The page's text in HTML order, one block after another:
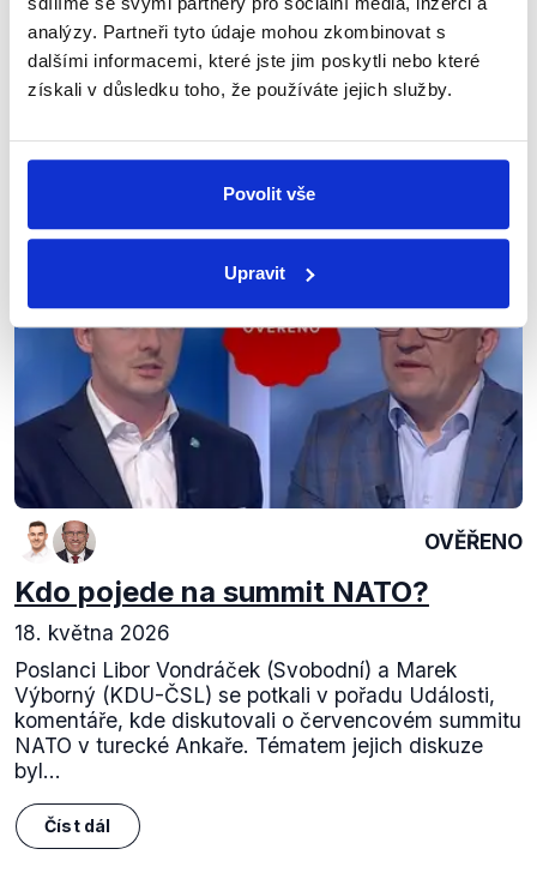
analýzy. Partneři tyto údaje mohou zkombinovat s
dalšími informacemi, které jste jim poskytli nebo které
získali v důsledku toho, že používáte jejich služby.
Povolit vše
Upravit
těchto akcích byli a záběry publikovali na svých
sociálních sítích. V jiných veřejných vyjádřeních navíc
i sám Výborný prezidenta obhajoval. Výrok proto
OVĚŘENO
Kdo pojede na summit NATO?
18. května 2026
Poslanci Libor Vondráček (Svobodní) a Marek
Výborný (KDU-ČSL) se potkali v pořadu Události,
komentáře, kde diskutovali o červencovém summitu
NATO v turecké Ankaře. Tématem jejich diskuze
byl...
Číst dál